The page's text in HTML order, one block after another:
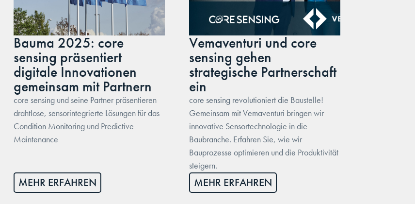
Bauma 2025: core
sensing präsentiert
digitale Innovationen
gemeinsam mit Partnern
core sensing und seine Partner präsentieren
drahtlose, sensorintegrierte Lösungen für das
Condition Monitoring und Predictive
Maintenance
MEHR ERFAHREN
Vemaventuri und core
sensing gehen
strategische Partnerschaft
ein
core sensing revolutioniert die Baustelle!
Gemeinsam mit Vemaventuri bringen wir
innovative Sensortechnologie in die
Baubranche. Erfahren Sie, wie wir
Bauprozesse optimieren und die Produktivität
steigern.
MEHR ERFAHREN